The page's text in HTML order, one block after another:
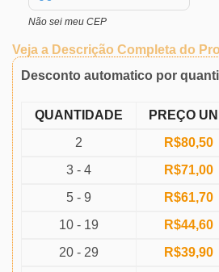
Não sei meu CEP
Veja a Descrição Completa do
Desconto automatico por
QUANTIDADE PREÇO
2
R$80,50
3 - 4
R$71,00
5 - 9
R$61,70
10 - 19
R$44,60
20 - 29
R$39,90